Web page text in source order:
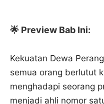
🌟 Preview Bab Ini:
Kekuatan Dewa
semua orang berlutut
menghadapi seorang
menjadi ahli nomor